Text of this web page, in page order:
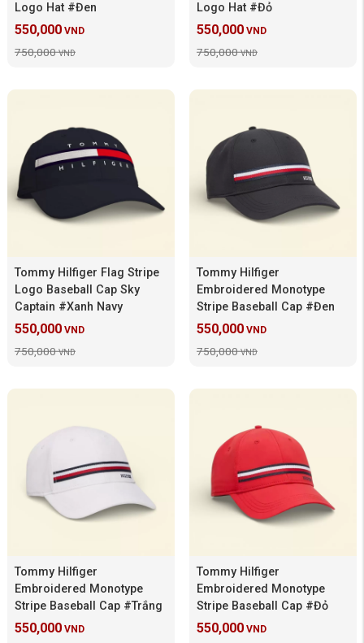
Logo Hat #Đen
550,000 VND
750,000 VND
Logo Hat #Đỏ
550,000 VND
750,000 VND
Tommy Hilfiger Flag Stripe
Logo Baseball Cap Sky
Captain #Xanh Navy
550,000 VND
750,000 VND
Tommy Hilfiger
Embroidered Monotype
Stripe Baseball Cap #Đen
550,000 VND
750,000 VND
Tommy Hilfiger
Embroidered Monotype
Stripe Baseball Cap #Trắng
550,000 VND
Tommy Hilfiger
Embroidered Monotype
Stripe Baseball Cap #Đỏ
550,000 VND